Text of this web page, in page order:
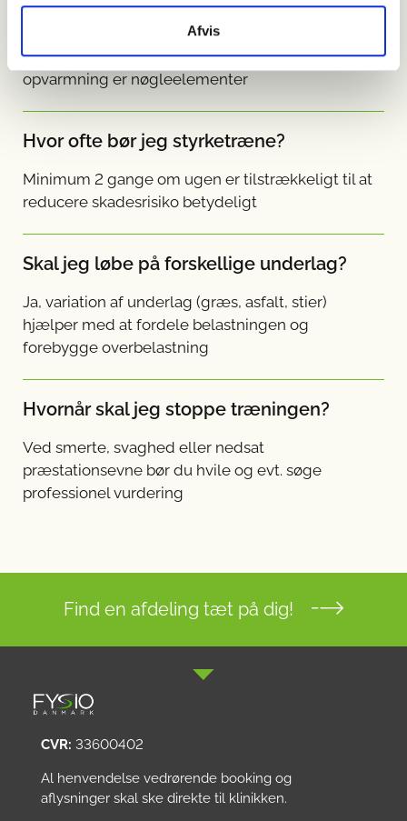
Afvis
Korrekt træningsprogression (10 %-reglen),
styrketræning af core/hoftemuskler og dynamisk
opvarmning er nøgleelementer
Hvor ofte bør jeg styrketræne?
Minimum 2 gange om ugen er tilstrækkeligt til at
reducere skadesrisiko betydeligt
Skal jeg løbe på forskellige underlag?
Ja, variation af underlag (græs, asfalt, stier)
hjælper med at fordele belastningen og
forebygge overbelastning
Hvornår skal jeg stoppe træningen?
Ved smerte, svaghed eller nedsat
præstationsevne bør du hvile og evt. søge
professionel vurdering
Find en afdeling tæt på dig!
CVR: 33600402
Al henvendelse vedrørende booking og
aflysninger skal ske direkte til klinikken.